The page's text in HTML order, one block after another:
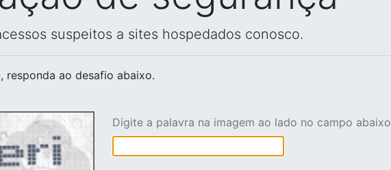
suspeitos a sites hospedados conosco.
, responda ao desafio abaixo.
Digite a palavra na imagem ao lado no campo abaixo